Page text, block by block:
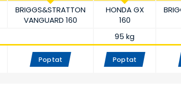
BRIGGS&STRATTON
VANGUARD 160
HONDA GX
160
95 kg
Poptat Poptat